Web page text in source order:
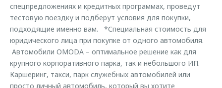
Запчасти
спецпредложениях и кредитных программах, проведут
тестовую поездку и подберут условия для покупки,
подходящие именно вам. *Специальная стоимость для
юридического лица при покупке от одного автомобиля.
Автомобили OMODA – оптимальное решение как для
крупного корпоративного парка, так и небольшого ИП.
Каршеринг, такси, парк служебных автомобилей или
просто личный автомобиль, который вы хотите